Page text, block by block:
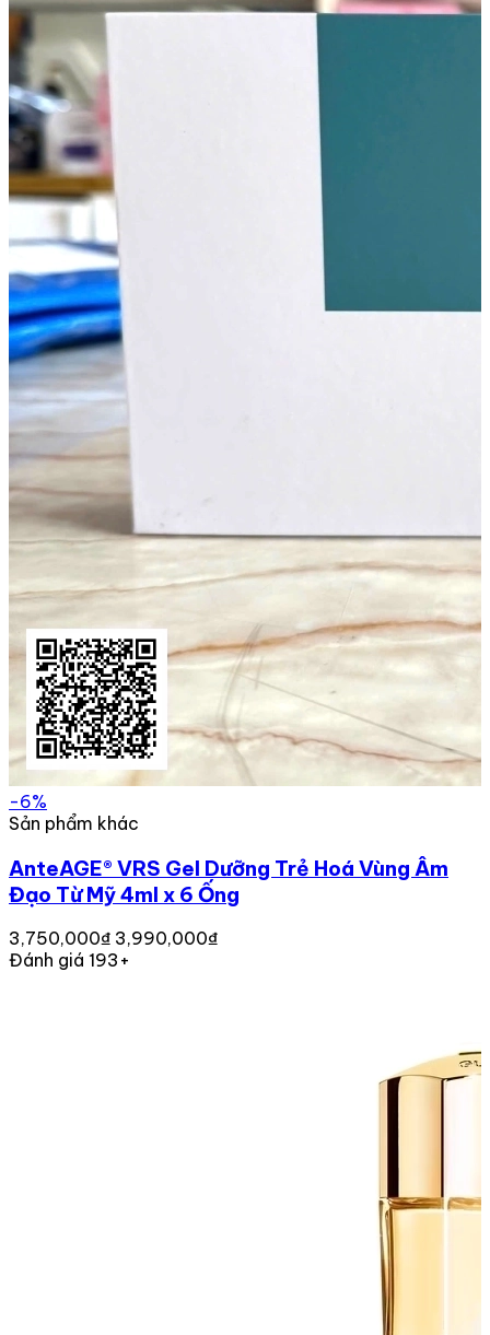
-6%
Sản phẩm khác
AnteAGE® VRS Gel Dưỡng Trẻ Hoá Vùng Âm
Đạo Từ Mỹ 4ml x 6 Ống
3,750,000₫ 3,990,000₫
Đánh giá 193+